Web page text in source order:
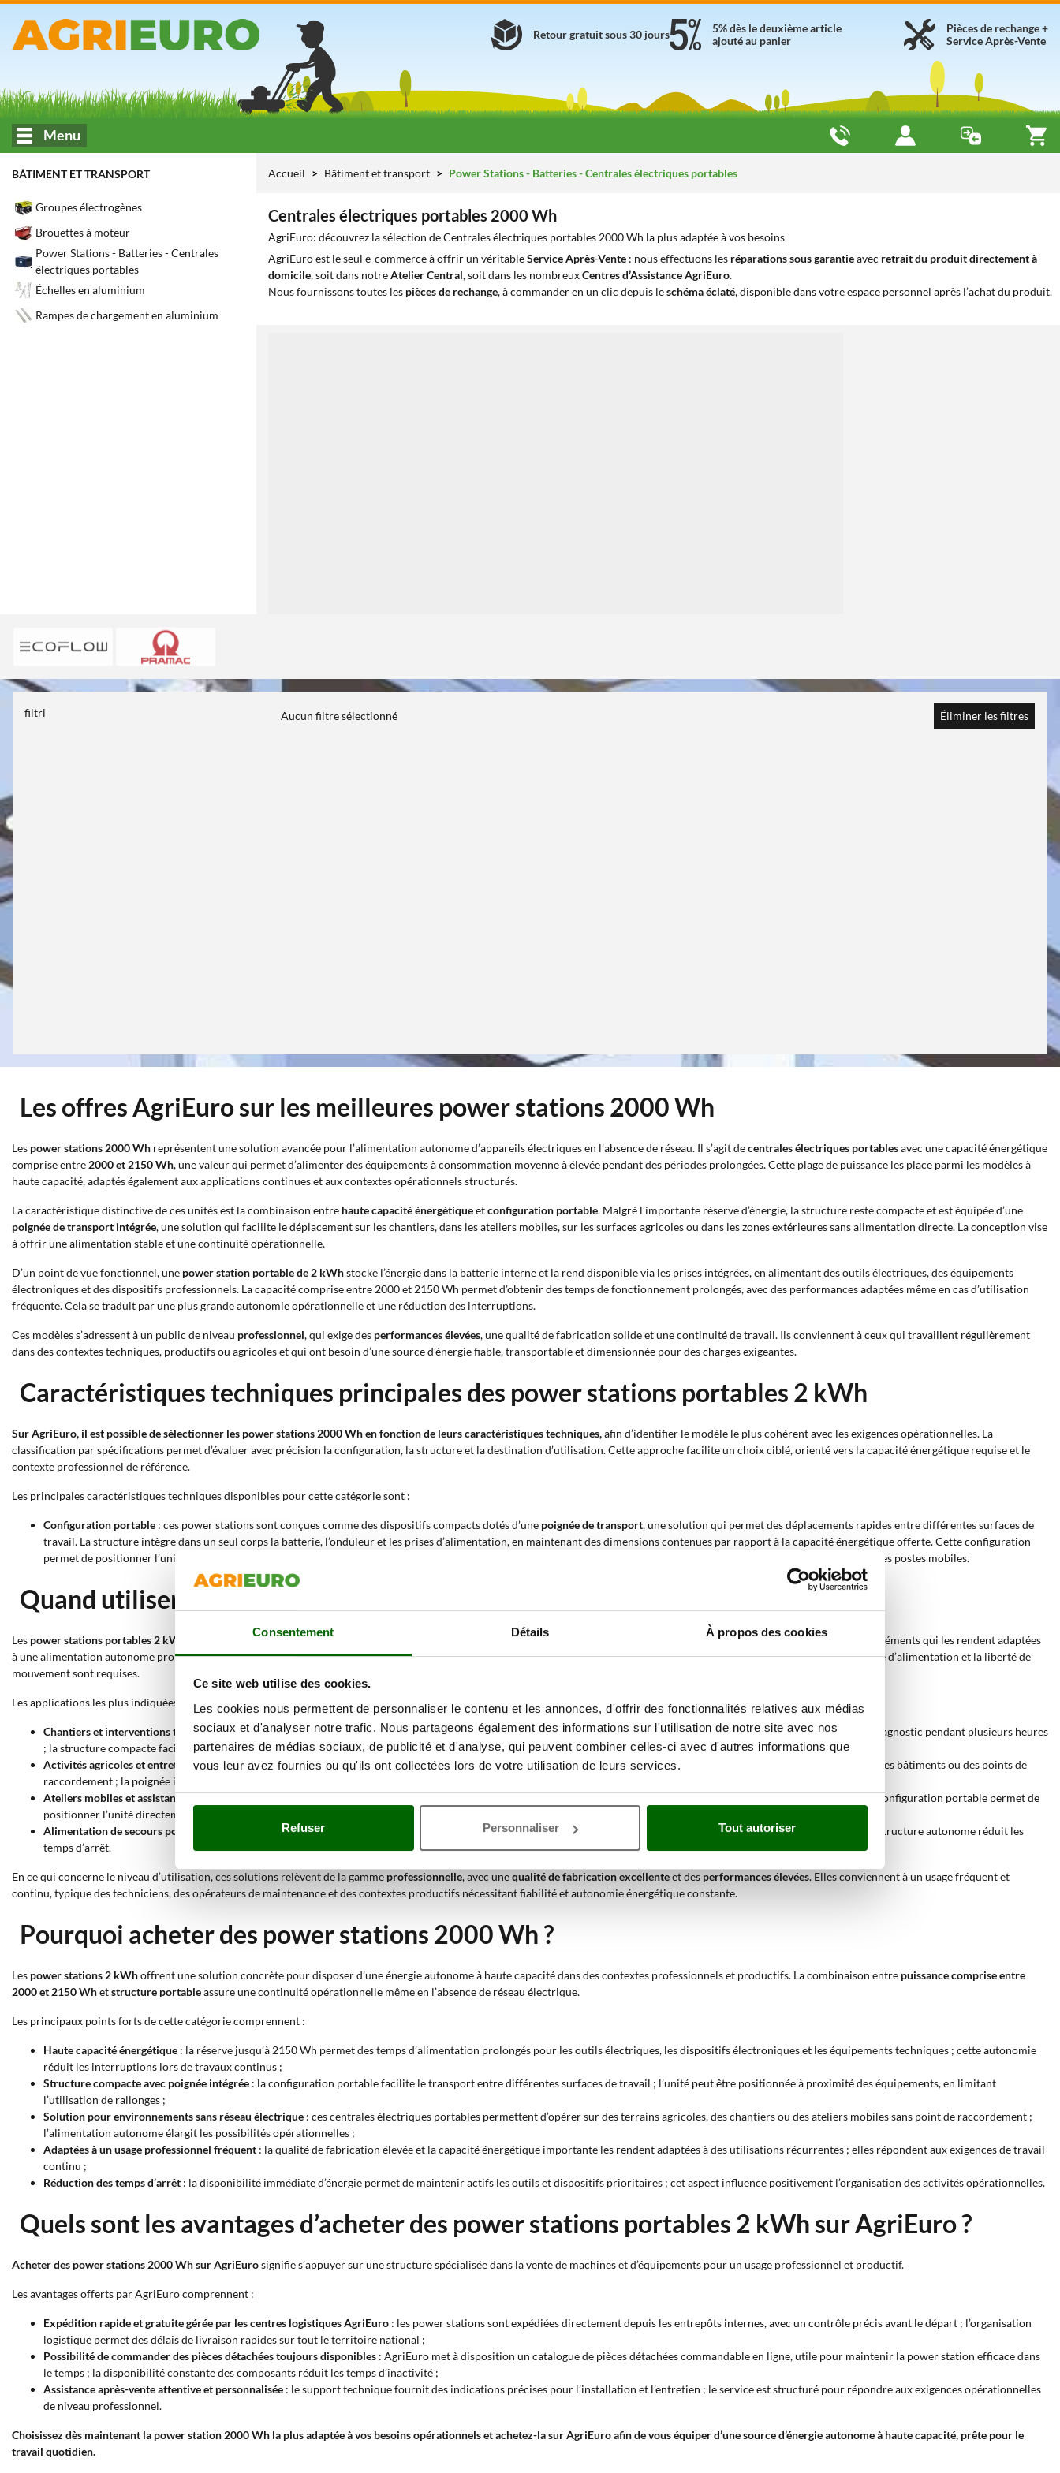
Consentement Détails À propos des cookies
Ce site web utilise des cookies.
Les cookies nous permettent de personnaliser le contenu et les annonces, d'offrir des fonctionnalités relatives aux médias
sociaux et d'analyser notre trafic. Nous partageons également des informations sur l'utilisation de notre site avec nos
partenaires de médias sociaux, de publicité et d'analyse, qui peuvent combiner celles-ci avec d'autres informations que
vous leur avez fournies ou qu'ils ont collectées lors de votre utilisation de leurs services.
Refuser Personnaliser Tout autoriser
Pièces de rechange +
Service Après-Vente
5% dès le deuxième article
ajouté au panier
Retour gratuit sous 30 jours
Menu
BÂTIMENT ET TRANSPORT
Groupes électrogènes
Brouettes à moteur
Power Stations - Batteries - Centrales
électriques portables
Échelles en aluminium
Rampes de chargement en aluminium
Accueil Bâtiment et transport Power Stations - Batteries - Centrales électriques portables
Centrales électriques portables 2000 Wh
AgriEuro: découvrez la sélection de Centrales électriques portables 2000 Wh la plus adaptée à vos besoins
AgriEuro est le seul e-commerce à offrir un véritableService Après-Vente : nous effectuons les réparations sous garantieavec retrait du produit directement à
domicile, soit dans notreAtelier Central, soit dans les nombreuxCentres d’Assistance AgriEuro.
Nous fournissons toutes les pièces de rechange, à commander en un clic depuis leschéma éclaté, disponible dans votre espace personnel après l’achat du produit.
filtri Aucun filtre sélectionné Éliminer les filtres
Les offres AgriEuro sur les meilleures power stations 2000 Wh
Les power stations 2000 Wh représentent une solution avancée pour l’alimentation autonome d’appareils électriques en l’absence de réseau. Il s’agit decentrales électriques portablesavec une capacité énergétique
comprise entre 2000 et 2150 Wh, une valeur qui permet d’alimenter des équipements à consommation moyenne à élevée pendant des périodes prolongées. Cette plage de puissance les place parmi les modèles à
haute capacité, adaptés également aux applications continues et aux contextes opérationnels structurés.
La caractéristique distinctive de ces unités est la combinaison entre haute capacité énergétiqueetconfiguration portable. Malgré l’importante réserve d’énergie, la structure reste compacte et est équipée d’une
poignée de transport intégrée, une solution qui facilite le déplacement sur les chantiers, dans les ateliers mobiles, sur les surfaces agricoles ou dans les zones extérieures sans alimentation directe. La conception vise
à offrir une alimentation stable et une continuité opérationnelle.
D’un point de vue fonctionnel, une power station portable de 2 kWhstocke l’énergie dans la batterie interne et la rend disponible via les prises intégrées, en alimentant des outils électriques, des équipements
électroniques et des dispositifs professionnels. La capacité comprise entre 2000 et 2150 Wh permet d’obtenir des temps de fonctionnement prolongés, avec des performances adaptées même en cas d’utilisation
fréquente. Cela se traduit par une plus grande autonomie opérationnelle et une réduction des interruptions.
Ces modèles s’adressent à un public de niveau professionnel, qui exige des performances élevées, une qualité de fabrication solide et une continuité de travail. Ils conviennent à ceux qui travaillent régulièrement
dans des contextes techniques, productifs ou agricoles et qui ont besoin d’une source d’énergie fiable, transportable et dimensionnée pour des charges exigeantes.
Caractéristiques techniques principales des power stations portables 2 kWh
Sur AgriEuro, il est possible de sélectionner les power stations 2000 Wh en fonction de leurs caractéristiques techniques,afin d’identifier le modèle le plus cohérent avec les exigences opérationnelles. La
classification par spécifications permet d’évaluer avec précision la configuration, la structure et la destination d’utilisation. Cette approche facilite un choix ciblé, orienté vers la capacité énergétique requise et le
contexte professionnel de référence.
Les principales caractéristiques techniques disponibles pour cette catégorie sont :
Configuration portable : ces power stations sont conçues comme des dispositifs compacts dotés d’une poignée de transport, une solution qui permet des déplacements rapides entre différentes surfaces de
travail. La structure intègre dans un seul corps la batterie, l’onduleur et les prises d’alimentation, en maintenant des dimensions contenues par rapport à la capacité énergétique offerte. Cette configuration
permet de positionner l’unité à proximité des équipements à alimenter, en réduisant l’encombrement et les rallonges sur les chantiers, dans les environnements agricoles ou les postes mobiles.
Quand utiliser une power station 2000 Wh ?
Les power stations portables 2 kWh se distinguent par leur capacité énergétique élevée comprise entre2000 et 2150 Wh structure portable avec poignée intégrée
, des éléments qui les rendent adaptées
à une alimentation autonome prolongée. Cette combinaison permet de disposer d’une source d’énergie stable et transportable, adaptée aux contextes opérationnels où la continuité d’alimentation et la liberté de
mouvement sont requises.
Les applications les plus indiquées comprennent :
Chantiers et interventions techniques sur des surfaces sans réseau électrique: la capacité jusqu’à 2150 Wh permet d’alimenter des outils électriques et des instruments de diagnostic pendant plusieurs heures
; la structure compacte facilite le déplacement entre différents postes de travail ;
Activités agricoles et entretien des espaces verts sur de grandes surfaces : la disponibilité d’une énergie autonome permet d’alimenter des équipements électriques éloignés des bâtiments ou des points de
raccordement ; la poignée intégrée facilite le transport entre hangars, serres et champs ;
Ateliers mobiles et assistance technique itinérante: la réserve énergétique élevée prend en charge les équipements électroniques, les outils et les dispositifs de recharge ; la configuration portable permet de
positionner l’unité directement à côté de l’établi ;
Alimentation de secours pour environnements professionnels
: en cas de coupure de courant, la capacité de 2 kWh permet de maintenir actifs les dispositifs prioritaires ; la structure autonome réduit les
temps d’arrêt.
En ce qui concerne le niveau d’utilisation, ces solutions relèvent de la gamme professionnelle, avec unequalité de fabrication excellenteet des performances élevées. Elles conviennent à un usage fréquent et
continu, typique des techniciens, des opérateurs de maintenance et des contextes productifs nécessitant fiabilité et autonomie énergétique constante.
Pourquoi acheter des power stations 2000 Wh ?
Les power stations 2 kWhoffrent une solution concrète pour disposer d’une énergie autonome à haute capacité dans des contextes professionnels et productifs. La combinaison entre puissance comprise entre
2000 et 2150 Whetstructure portableassure une continuité opérationnelle même en l’absence de réseau électrique.
Les principaux points forts de cette catégorie comprennent :
Haute capacité énergétique : la réserve jusqu’à 2150 Wh permet des temps d’alimentation prolongés pour les outils électriques, les dispositifs électroniques et les équipements techniques ; cette autonomie
réduit les interruptions lors de travaux continus ;
Structure compacte avec poignée intégrée : la configuration portable facilite le transport entre différentes surfaces de travail ; l’unité peut être positionnée à proximité des équipements, en limitant
l’utilisation de rallonges ;
Solution pour environnements sans réseau électrique : ces centrales électriques portables permettent d’opérer sur des terrains agricoles, des chantiers ou des ateliers mobiles sans point de raccordement ;
l’alimentation autonome élargit les possibilités opérationnelles ;
Adaptées à un usage professionnel fréquent : la qualité de fabrication élevée et la capacité énergétique importante les rendent adaptées à des utilisations récurrentes ; elles répondent aux exigences de travail
continu ;
Réduction des temps d’arrêt : la disponibilité immédiate d’énergie permet de maintenir actifs les outils et dispositifs prioritaires ; cet aspect influence positivement l’organisation des activités opérationnelles.
Quels sont les avantages d’acheter des power stations portables 2 kWh sur AgriEuro ?
Acheter des power stations 2000 Wh sur AgriEurosignifie s’appuyer sur une structure spécialisée dans la vente de machines et d’équipements pour un usage professionnel et productif.
Les avantages offerts par AgriEuro comprennent :
Expédition rapide et gratuite gérée par les centres logistiques AgriEuro : les power stations sont expédiées directement depuis les entrepôts internes, avec un contrôle précis avant le départ ; l’organisation
logistique permet des délais de livraison rapides sur tout le territoire national ;
Possibilité de commander des pièces détachées toujours disponibles : AgriEuro met à disposition un catalogue de pièces détachées commandable en ligne, utile pour maintenir la power station efficace dans
le temps ; la disponibilité constante des composants réduit les temps d’inactivité ;
Assistance après-vente attentive et personnalisée : le support technique fournit des indications précises pour l’installation et l’entretien ; le service est structuré pour répondre aux exigences opérationnelles
de niveau professionnel.
Choisissez dès maintenant la power station 2000 Wh la plus adaptée à vos besoins opérationnels et achetez-la sur AgriEuro afin de vous équiper d’une source d’énergie autonome à haute capacité, prête pour le
travail quotidien.